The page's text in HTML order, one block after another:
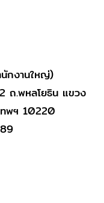
กงานใหญ่)
ถ.พหลโยธิน แขวง
ทพฯ 10220